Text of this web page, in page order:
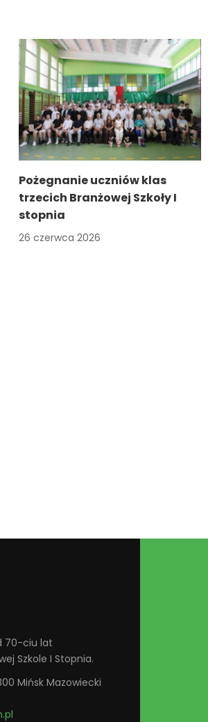
Pożegnanie uczniów klas
trzecich Branżowej Szkoły I
stopnia
26 czerwca 2026
70-ciu lat
Szkole I Stopnia.
Mińsk Mazowiecki